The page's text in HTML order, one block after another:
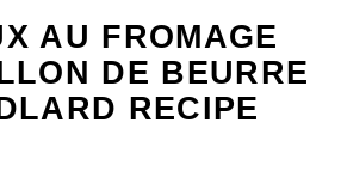
AU FROMAGE
DE BEURRE
RECIPE